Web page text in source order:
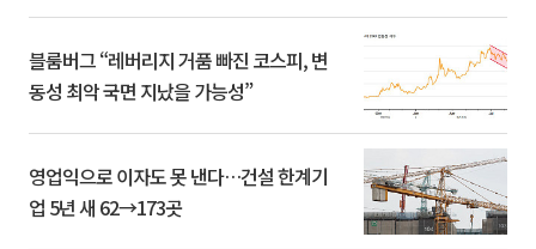
블룸버그 “레버리지 거품 빠진 코스피, 변
동성 최악 국면 지났을 가능성”
영업익으로 이자도 못 낸다…건설 한계기
업 5년 새 62→173곳